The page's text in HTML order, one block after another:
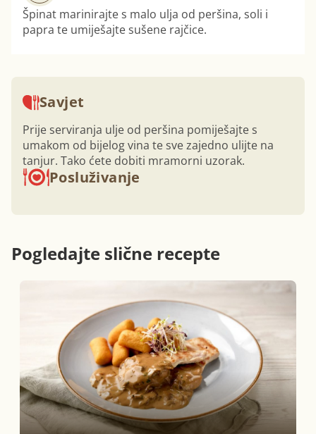
Špinat marinirajte s malo ulja od peršina, soli i
papra te umiješajte sušene rajčice.
Savjet
Prije serviranja ulje od peršina pomiješajte s
umakom od bijelog vina te sve zajedno ulijte na
tanjur. Tako ćete dobiti mramorni uzorak.
Posluživanje
Pogledajte slične recepte